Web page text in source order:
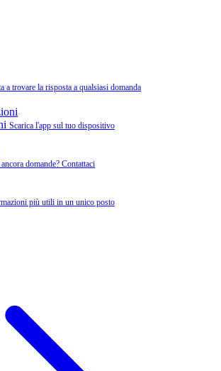
a trovare la risposta a qualsiasi domanda
Scarica l'app sul tuo dispositivo
domande? Contattaci
più utili in un unico posto